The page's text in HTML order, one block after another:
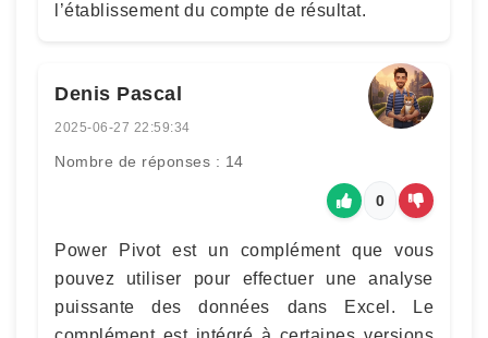
l’établissement du compte de résultat.
Denis Pascal
2025-06-27 22:59:34
Nombre de réponses : 14
0
Power Pivot est un complément que vous
pouvez utiliser pour effectuer une analyse
puissante des données dans Excel. Le